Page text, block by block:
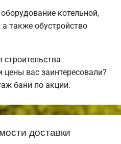
котельной,
а также обустройство
вас заинтересовали?
бани по акции.
доставки